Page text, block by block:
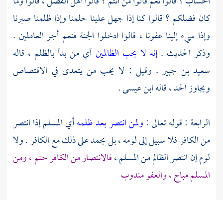
كان فضلكم ؟ قالوا كنا إذا جهل علينا حلمنا وإذا ظلمنا صبرنا
وإذا سيء إلينا عفونا ، قالوا ادخلوا الجنة فنعم أجر العاملين .
وذكر الحديث .إنه لا يحب الظالمين أي من بدأ بالظلم ، قاله
سعيد بن جبير . وقيل : لا يحب من يتعدى في الاقتصاص
ويجاوز الحد ، قالهابن عيسى.
الرابعة : قوله تعالى :ولمن انتصر بعد ظلمهأي المسلم إذا انتصر
من الكافر فلا سبيل إلى لومه ، بل يحمد على ذلك مع الكافر . ولا
لوم إن انتصر الظالم من المسلم ،فالانتصار من الكافر حتم ، ومن
المسلم مباح ، والعفو مندوب